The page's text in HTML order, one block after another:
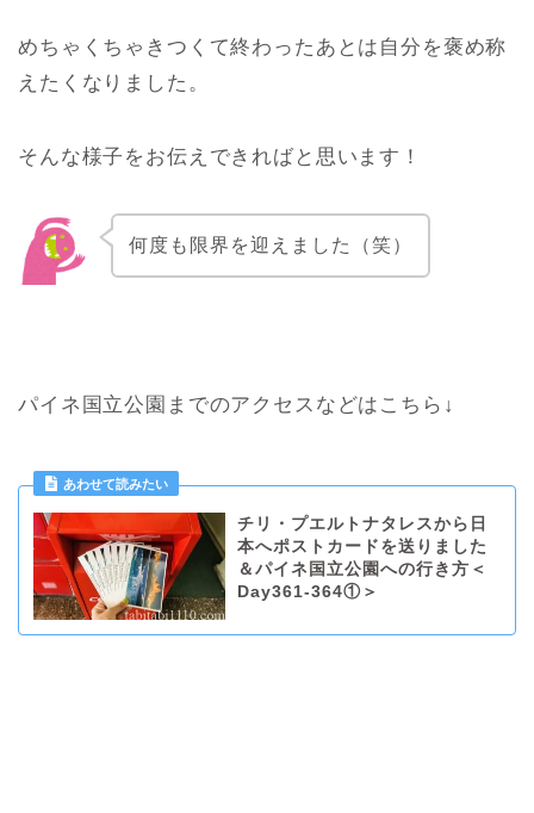
めちゃくちゃきつくて終わったあとは自分を褒め称
えたくなりました。
そんな様子をお伝えできればと思います！
何度も限界を迎えました（笑）
パイネ国立公園までのアクセスなどはこちら↓
チリ・プエルトナタレスから日
本へポストカードを送りました
＆パイネ国立公園への行き方＜
Day361-364①＞